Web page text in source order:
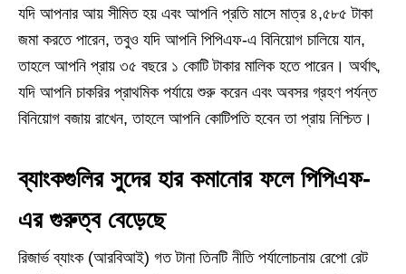
যদি আপনার আয় সীমিত হয় এবং আপনি প্রতি মাসে মাত্র ৪,৫৮৫ টাকা
জমা করতে পারেন, তবুও যদি আপনি পিপিএফ-এ বিনিয়োগ চালিয়ে যান,
তাহলে আপনি প্রায় ৩৫ বছরে ১ কোটি টাকার মালিক হতে পারেন। অর্থাৎ,
যদি আপনি চাকরির প্রাথমিক পর্যায়ে শুরু করেন এবং অবসর গ্রহণ পর্যন্ত
বিনিয়োগ বজায় রাখেন, তাহলে আপনি কোটিপতি হবেন তা প্রায় নিশ্চিত।
ব্যাংকগুলির সুদের হার কমানোর ফলে পিপিএফ-
এর গুরুত্ব বেড়েছে
রিজার্ভ ব্যাংক (আরবিআই) গত টানা তিনটি নীতি পর্যালোচনায় রেপো রেট